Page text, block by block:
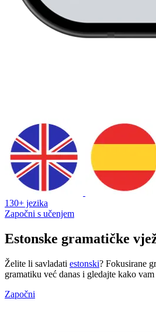
130+ jezika
Započni s učenjem
Estonske gramatičke
Želite li savladati estonski? Fokusirane
gramatiku već danas i gledajte kako
Započni